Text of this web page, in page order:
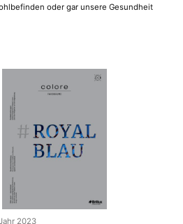
oder gar unsere Gesundheit
2023